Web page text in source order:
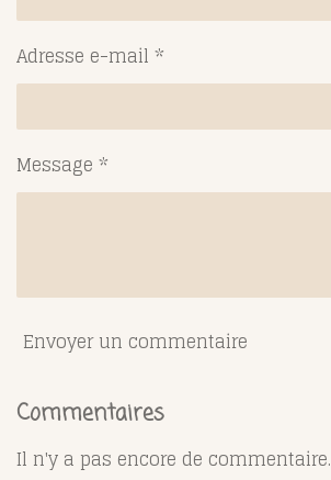
Adresse e-mail *
Message *
Envoyer un commentaire
Commentaires
Il n'y a pas encore de commentaire.